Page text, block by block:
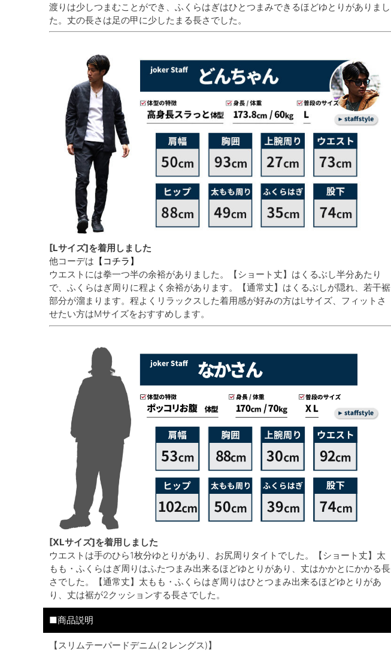
渡りは少しつまむことができ、ふくらはぎはひとつまみできるほどゆとりがありまし
た。丈の長さは足の甲に少したまる長さでした。
[Lサイズ]を着用しました
他コーデは 【コチラ】
ウエストには拳一つ半の余裕がありました。【ショート丈】はくるぶし半分あたり
で、ふくらはぎ周りに程よく余裕があります。【通常丈】はくるぶしが隠れ、若干裾
部分が溜まります。程よくリラックスした着用感が好みの方はLサイズ、フィットさ
せたい方はMサイズをおすすめします。
[XLサイズ]を着用しました
ウエストは手のひら1枚分ゆとりがあり、お尻周りタイトでした。【ショート丈】太
もも・ふくらはぎ周りはふたつまみ出来るほどゆとりがあり、丈はかかとにかかる長
さでした。【通常丈】太もも・ふくらはぎ周りはひとつまみ出来るほどゆとりがあ
り、丈は裾が2クッションする長さでした。
■商品説明
【スリムテーパードデニム(２レングス)】